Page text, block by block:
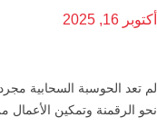
أكتوبر 16, 2025
لم تعد الحوسبة السحابية
نحو الرقمنة وتمكين الأعمال